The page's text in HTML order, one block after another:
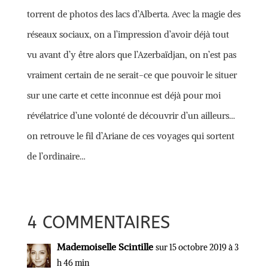
torrent de photos des lacs d’Alberta. Avec la magie des
réseaux sociaux, on a l’impression d’avoir déjà tout
vu avant d’y être alors que l’Azerbaïdjan, on n’est pas
vraiment certain de ne serait-ce que pouvoir le situer
sur une carte et cette inconnue est déjà pour moi
révélatrice d’une volonté de découvrir d’un ailleurs…
on retrouve le fil d’Ariane de ces voyages qui sortent
de l’ordinaire…
4 COMMENTAIRES
Mademoiselle Scintille sur 15 octobre 2019 à 3
h 46 min